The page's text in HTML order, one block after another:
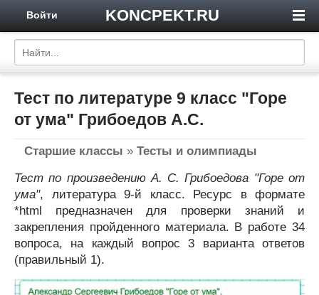
KONCPEKT.RU
Войти
Тест по литературе 9 класс "Горе
от ума" Грибоедов А.С.
Старшие классы » Тесты и олимпиады
Тест по произведению А. С. Грибоедова "Горе от
ума", литература 9-й класс. Ресурс в формате
*html предназначен для проверки знаний и
закрепления пройденного материала. В работе 34
вопроса, на каждый вопрос 3 варианта ответов
(правильный 1).